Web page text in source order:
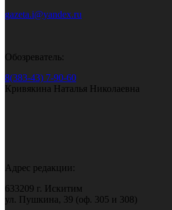
gazeta.i@yandex.ru
Обозреватель:
8(383-43) 7-90-60
Кривякина Наталья Николаевна
Адрес редакции:
633209 г. Искитим
ул. Пушкина, 39 (оф. 305 и 308)